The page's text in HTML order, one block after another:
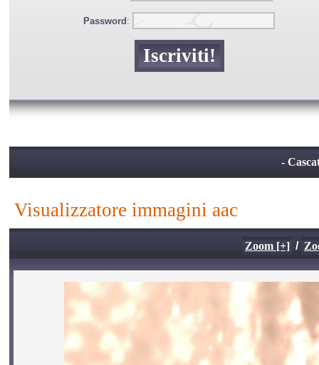
Password :
-
visualizzatore immagini aac
Zoom [+] /